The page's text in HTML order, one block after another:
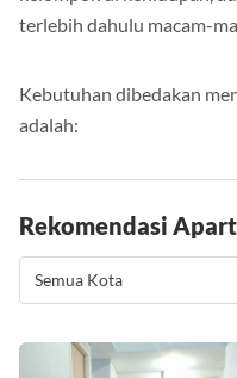
terlebih dahulu macam-
Kebutuhan dibedakan
adalah:
Rekomendasi